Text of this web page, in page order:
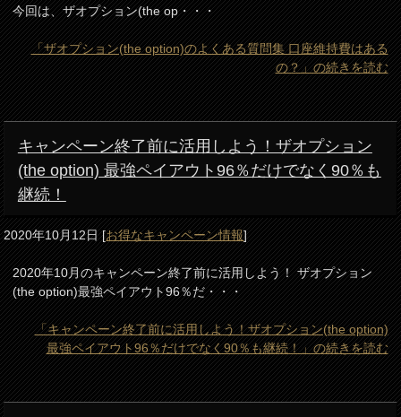
今回は、ザオプション(the op・・・
「ザオプション(the option)のよくある質問集 口座維持費はある
の？」の続きを読む
キャンペーン終了前に活用しよう！ザオプション
(the option) 最強ペイアウト96％だけでなく90％も
継続！
2020年10月12日[お得なキャンペーン情報]
2020年10月のキャンペーン終了前に活用しよう！ ザオプション
(the option)最強ペイアウト96％だ・・・
「キャンペーン終了前に活用しよう！ザオプション(the option)
最強ペイアウト96％だけでなく90％も継続！」の続きを読む